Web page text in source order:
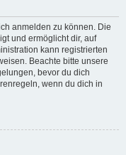
anmelden zu können. Die
und ermöglicht dir, auf
kann registrierten
Beachte bitte unsere
bevor du dich
wenn du dich in